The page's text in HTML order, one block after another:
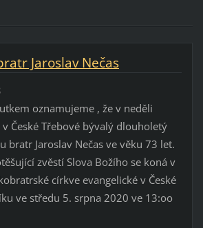
Jaroslav Nečas
oznamujeme , že v neděli
České Třebové bývalý dlouholetý
bratr Jaroslav Nečas ve věku 73 let.
zvěstí Slova Božího se koná v
církve evangelické v České
ve středu 5. srpna 2020 ve 13:oo